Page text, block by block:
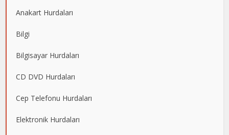
Anakart Hurdaları
Bilgi
Bilgisayar Hurdaları
CD DVD Hurdaları
Cep Telefonu Hurdaları
Elektronik Hurdaları